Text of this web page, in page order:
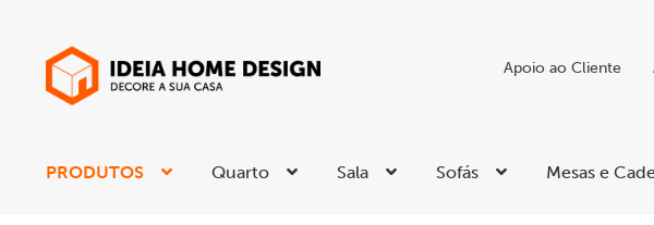
Ir
para
Saltar
para
Apoio ao Cliente
PRODUTOS Quarto Sala Sofás Mesas e